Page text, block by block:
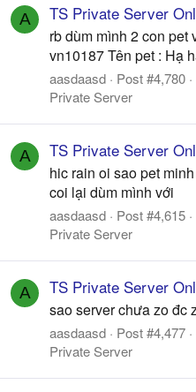
A TS Private Server
rb dùm mình 2 con pet
vn10187 Tên pet : Hạ
aasdaasd Post #4,780
Private Server
A TS Private Server
hic rain oi sao pet
coi lại dùm mình với
aasdaasd Post #4,615
Private Server
A TS Private Server
sao server chưa zo đc
aasdaasd Post #4,477
Private Server